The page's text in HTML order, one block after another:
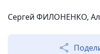
Сергей ФИЛОНЕНКО,